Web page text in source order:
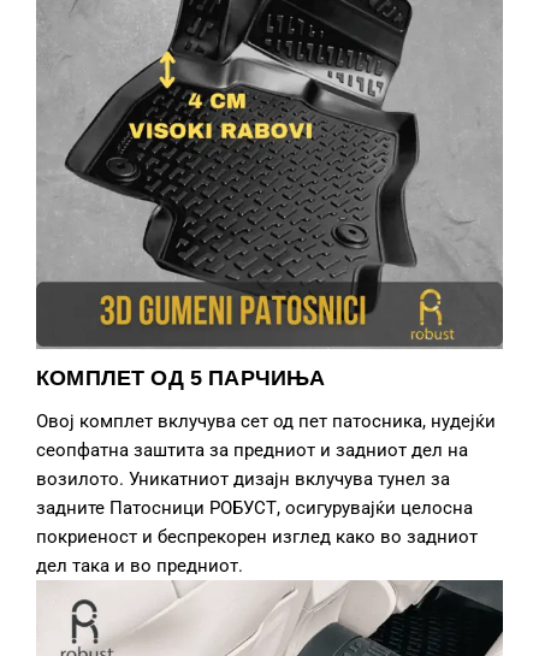
КОМПЛЕТ ОД 5 ПАРЧИЊА
Овој комплет вклучува сет од пет патосника, нудејќи
сеопфатна заштита за предниот и задниот дел на
возилото. Уникатниот дизајн вклучува тунел за
задните Патосници РОБУСТ, осигурувајќи целосна
покриеност и беспрекорен изглед како во задниот
дел така и во предниот.